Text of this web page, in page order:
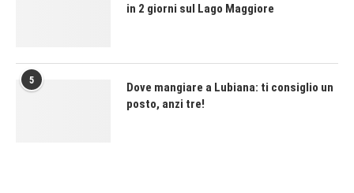
in 2 giorni sul Lago Maggiore
5
Dove mangiare a Lubiana: ti consiglio un
posto, anzi tre!